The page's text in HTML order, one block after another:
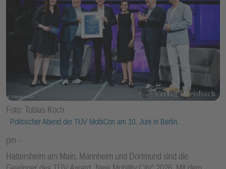
Foto: Tobias Koch
Politischer Abend der TÜV MobiCon am 10. Juni in Berlin.
pm
Hattersheim am Main, Mannheim und Dortmund sind die